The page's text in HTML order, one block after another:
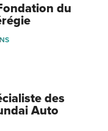
du
des
Auto